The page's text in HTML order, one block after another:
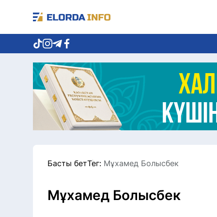
Басты бетТег: Мұхамед Болысбек
Мұхамед Болысбек